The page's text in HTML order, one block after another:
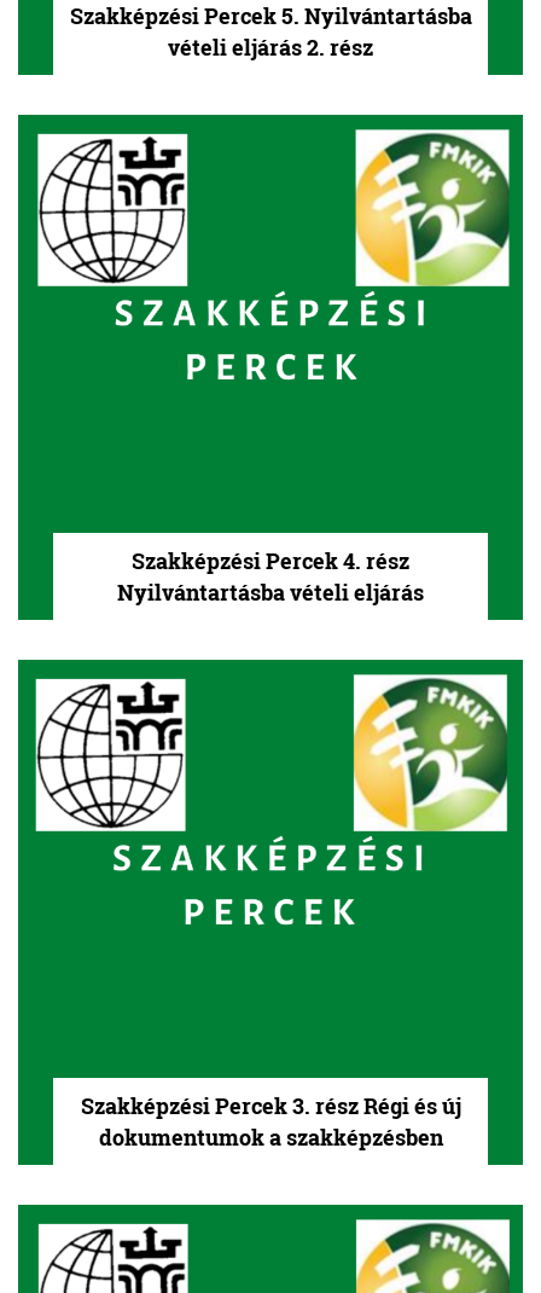
Szakképzési Percek 5. Nyilvántartásba
vételi eljárás 2. rész
Szakképzési Percek 4. rész
Nyilvántartásba vételi eljárás
Szakképzési Percek 3. rész Régi és új
dokumentumok a szakképzésben